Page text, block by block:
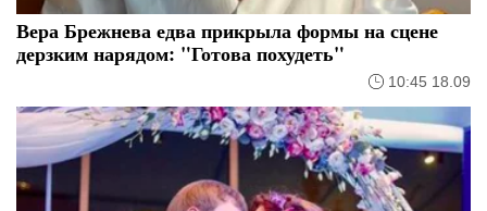
Вера Брежнева едва прикрыла формы на сцене
дерзким нарядом: "Готова похудеть"
10:45 18.09